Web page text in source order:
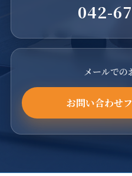
042-
メールでの
お問い合わせ